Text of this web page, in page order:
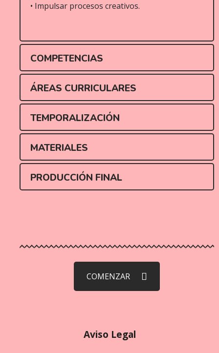
• Impulsar procesos creativos.
COMPETENCIAS
ÁREAS CURRICULARES
TEMPORALIZACIÓN
MATERIALES
PRODUCCIÓN FINAL
COMENZAR
Aviso Legal